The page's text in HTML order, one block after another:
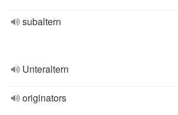
subaltern
Unteraltern
originators